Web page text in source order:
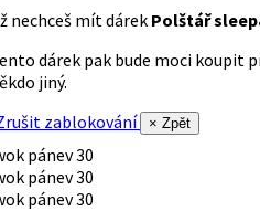
nechceš mít dárek Polštář
dárek pak bude moci koupit
jiný.
zablokování
× Zpět